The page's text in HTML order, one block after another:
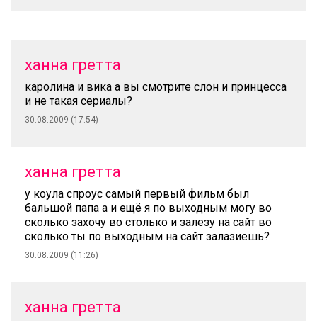
ханна гретта
каролина и вика а вы смотрите слон и принцесса
и не такая сериалы?
30.08.2009 (17:54)
ханна гретта
у коула спроус самый первый фильм был
бальшой папа а и ещё я по выходным могу во
сколько захочу во столько и залезу на сайт во
сколько ты по выходным на сайт залазиешь?
30.08.2009 (11:26)
ханна гретта